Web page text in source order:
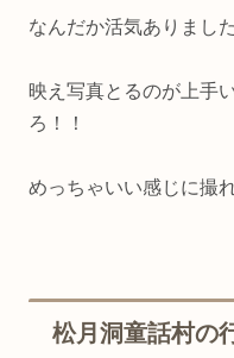
なんだか活気ありました
映え写真とるのが上手
ろ！！
めっちゃいい感じに撮
松月洞童話村の